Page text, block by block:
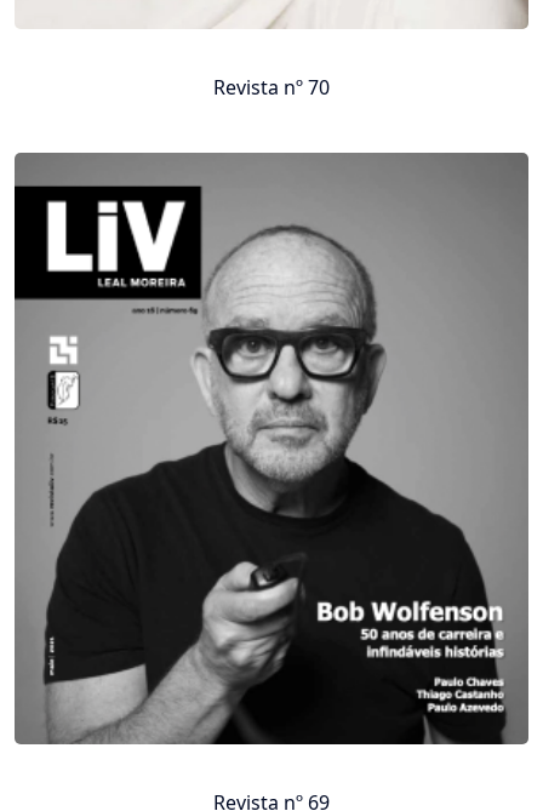
Revista nº 70
Revista nº 69